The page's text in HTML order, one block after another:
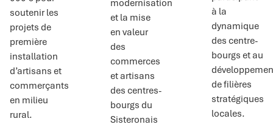
soutenir les
projets de
première
installation
d’artisans et
commerçants
en milieu
rural.
modernisation
et la mise
en valeur
des
commerces
et artisans
des centres-
bourgs du
Sisteronais
à la
dynamique
des centre-
bourgs et au
de filières
stratégiques
locales.